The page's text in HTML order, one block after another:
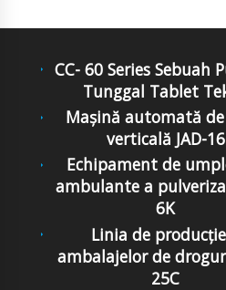
CC- 60 Series Sebuah
Tunggal Tablet
Mașină automată
verticală JAD-16
Echipament de
ambulante a
6K
Linia de
ambalajelor de
25C